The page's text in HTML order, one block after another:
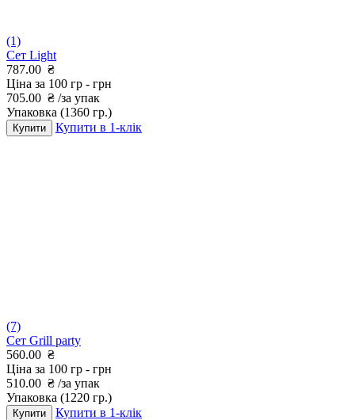
(1)
Сет Light
787.00 ₴
Ціна за 100 гр - грн
705.00 ₴ /за упак
Упаковка (1360 гр.)
Купити Купити в 1-клік
(7)
Сет Grill party
560.00 ₴
Ціна за 100 гр - грн
510.00 ₴ /за упак
Упаковка (1220 гр.)
Купити Купити в 1-клік